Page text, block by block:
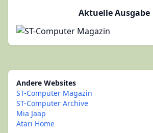
Aktuelle Ausgabe
Andere Websites
ST-Computer Magazin
ST-Computer Archive
Mia Jaap
Atari Home